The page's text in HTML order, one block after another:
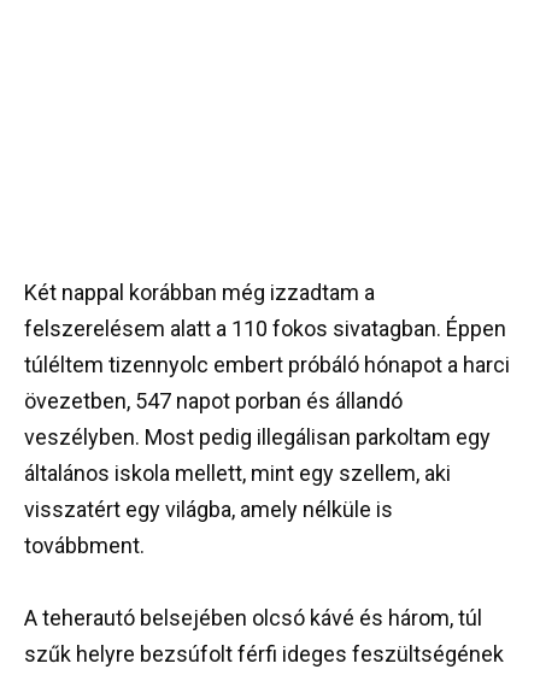
Két nappal korábban még izzadtam a
felszerelésem alatt a 110 fokos sivatagban. Éppen
túléltem tizennyolc embert próbáló hónapot a harci
övezetben, 547 napot porban és állandó
veszélyben. Most pedig illegálisan parkoltam egy
általános iskola mellett, mint egy szellem, aki
visszatért egy világba, amely nélküle is
továbbment.
A teherautó belsejében olcsó kávé és három, túl
szűk helyre bezsúfolt férfi ideges feszültségének